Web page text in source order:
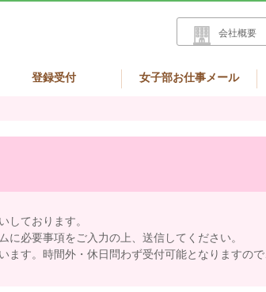
会社概要
登録受付 女子部お仕事メール
しております。
必要事項をご入力の上、送信してください。
す。時間外・休日問わず受付可能となりますので